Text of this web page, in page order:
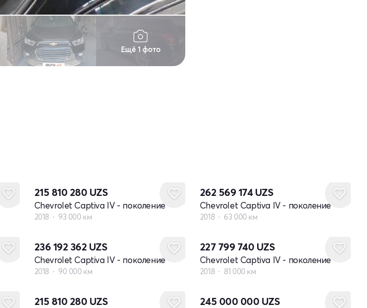
Ещё 1 фото
215 810 280 UZS
Chevrolet Captiva IV - поколение
2018 93 000 км
262 569 174 UZS
Chevrolet Captiva IV - поколение
2018 63 000 км
236 192 362 UZS
Chevrolet Captiva IV - поколение
2018 90 000 км
227 799 740 UZS
Chevrolet Captiva IV - поколение
2018 81 000 км
215 810 280 UZS 245 000 000 UZS